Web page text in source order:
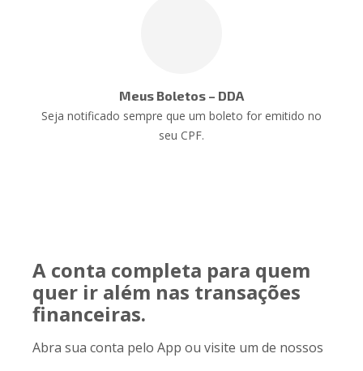
Meus Boletos – DDA
Seja notificado sempre que um boleto for emitido no
seu CPF.
A conta completa para quem
quer ir além nas transações
financeiras.
Abra sua conta pelo App ou visite um de nossos